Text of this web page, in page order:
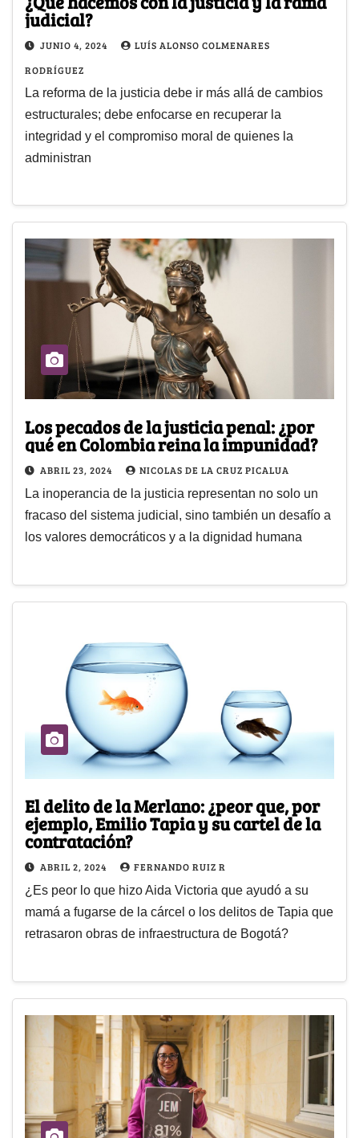
judicial?
JUNIO 4, 2024
LUÍS ALONSO COLMENARES
RODRÍGUEZ
La reforma de la justicia debe ir más allá de cambios
estructurales; debe enfocarse en recuperar la
integridad y el compromiso moral de quienes la
administran
Los pecados de la justicia penal: ¿por
qué en Colombia reina la impunidad?
ABRIL 23, 2024 NICOLAS DE LA CRUZ PICALUA
La inoperancia de la justicia representan no solo un
fracaso del sistema judicial, sino también un desafío a
los valores democráticos y a la dignidad humana
El delito de la Merlano: ¿peor que, por
ejemplo, Emilio Tapia y su cartel de la
contratación?
ABRIL 2, 2024 FERNANDO RUIZ R
¿Es peor lo que hizo Aida Victoria que ayudó a su
mamá a fugarse de la cárcel o los delitos de Tapia que
retrasaron obras de infraestructura de Bogotá?